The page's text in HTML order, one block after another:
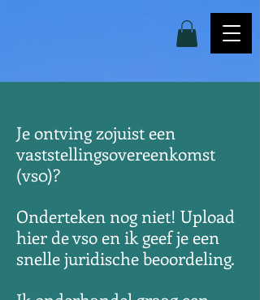
Je ontving zojuist een
vaststellingsovereenkomst
(vs0)?
Onderteken nog niet! Upload
hier de vso en ik geef je een
snelle juridische beoordeling.